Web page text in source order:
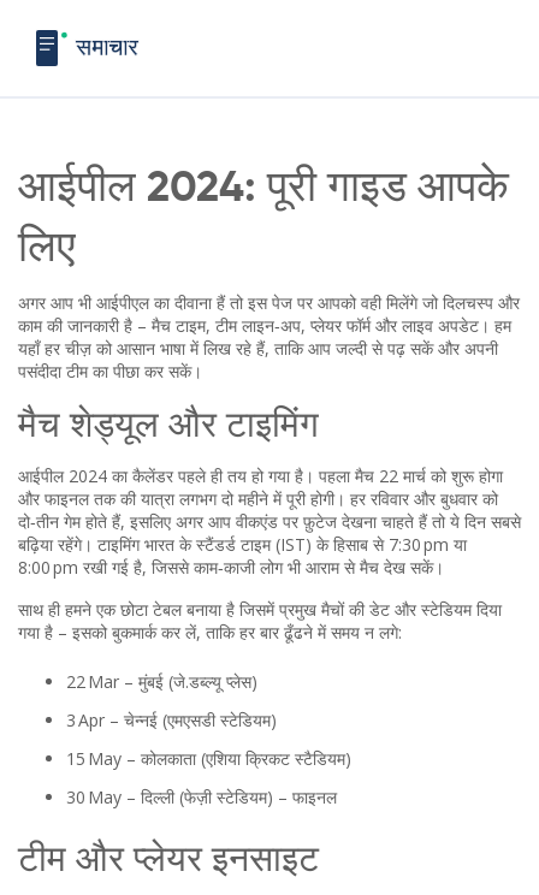
आईपील 2024: पूरी गाइड आपके
लिए
अगर आप भी आईपीएल का दीवाना हैं तो इस पेज पर आपको वही मिलेंगे जो दिलचस्प और
काम की जानकारी है – मैच टाइम, टीम लाइन‑अप, प्लेयर फॉर्म और लाइव अपडेट। हम
यहाँ हर चीज़ को आसान भाषा में लिख रहे हैं, ताकि आप जल्दी से पढ़ सकें और अपनी
पसंदीदा टीम का पीछा कर सकें।
मैच शेड्यूल और टाइमिंग
आईपील 2024 का कैलेंडर पहले ही तय हो गया है। पहला मैच 22 मार्च को शुरू होगा
और फाइनल तक की यात्रा लगभग दो महीने में पूरी होगी। हर रविवार और बुधवार को
दो‑तीन गेम होते हैं, इसलिए अगर आप वीकएंड पर फ़ुटेज देखना चाहते हैं तो ये दिन सबसे
बढ़िया रहेंगे। टाइमिंग भारत के स्टैंडर्ड टाइम (IST) के हिसाब से 7:30 pm या
8:00 pm रखी गई है, जिससे काम‑काजी लोग भी आराम से मैच देख सकें।
साथ ही हमने एक छोटा टेबल बनाया है जिसमें प्रमुख मैचों की डेट और स्टेडियम दिया
गया है – इसको बुकमार्क कर लें, ताकि हर बार ढूँढने में समय न लगे:
22 Mar – मुंबई (जे.डब्ल्यू प्लेस)
3 Apr – चेन्नई (एमएसडी स्टेडियम)
15 May – कोलकाता (एशिया क्रिकट स्टैडियम)
30 May – दिल्ली (फेज़ी स्टेडियम) – फाइनल
टीम और प्लेयर इनसाइट